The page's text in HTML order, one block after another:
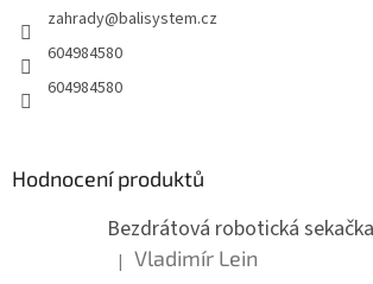
zahrady@balisystem.cz
604984580
604984580
Hodnocení produktů
Hodnocení produktu je 5 z 5 hvězdiček.
| Vladimír Lein